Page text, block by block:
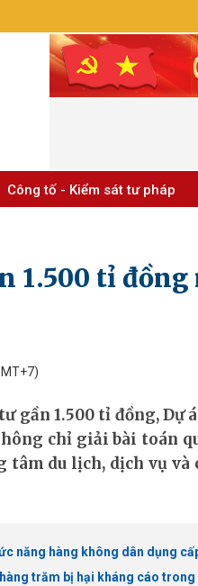
Công tố - Kiểm sát tư pháp
1.500 tỉ
gần 1.500 tỉ đồng, Dự
chỉ giải bài toán
du lịch, dịch vụ và
năng hàng không dân dụng
trăm bị hại kháng cáo